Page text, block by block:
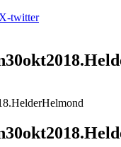
X-twitter